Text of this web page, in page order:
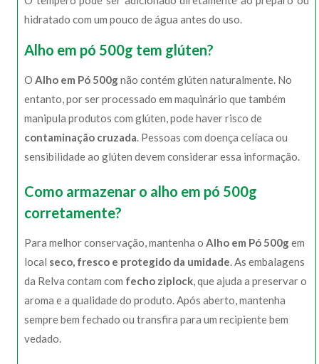
hidratado com um pouco de água antes do uso.
Alho em pó 500g tem glúten?
O Alho em Pó 500gnão contém glúten naturalmente. No
entanto, por ser processado em maquinário que também
manipula produtos com glúten, pode haver risco de
contaminação cruzada . Pessoas com doença celíaca ou
sensibilidade ao glúten devem considerar essa informação.
Como armazenar o alho em pó 500g
corretamente?
Para melhor conservação, mantenha o Alho em Pó 500gem
local seco, fresco e protegido da umidade . As embalagens
da Relva contam com fecho ziplock , que ajuda a preservar o
aroma e a qualidade do produto. Após aberto, mantenha
sempre bem fechado ou transfira para um recipiente bem
vedado.